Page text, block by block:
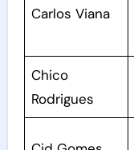
Carlos Viana
Chico
Rodrigues